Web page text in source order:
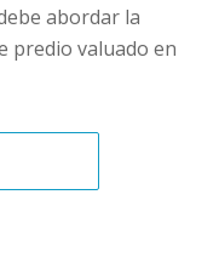
abordar la
predio valuado en